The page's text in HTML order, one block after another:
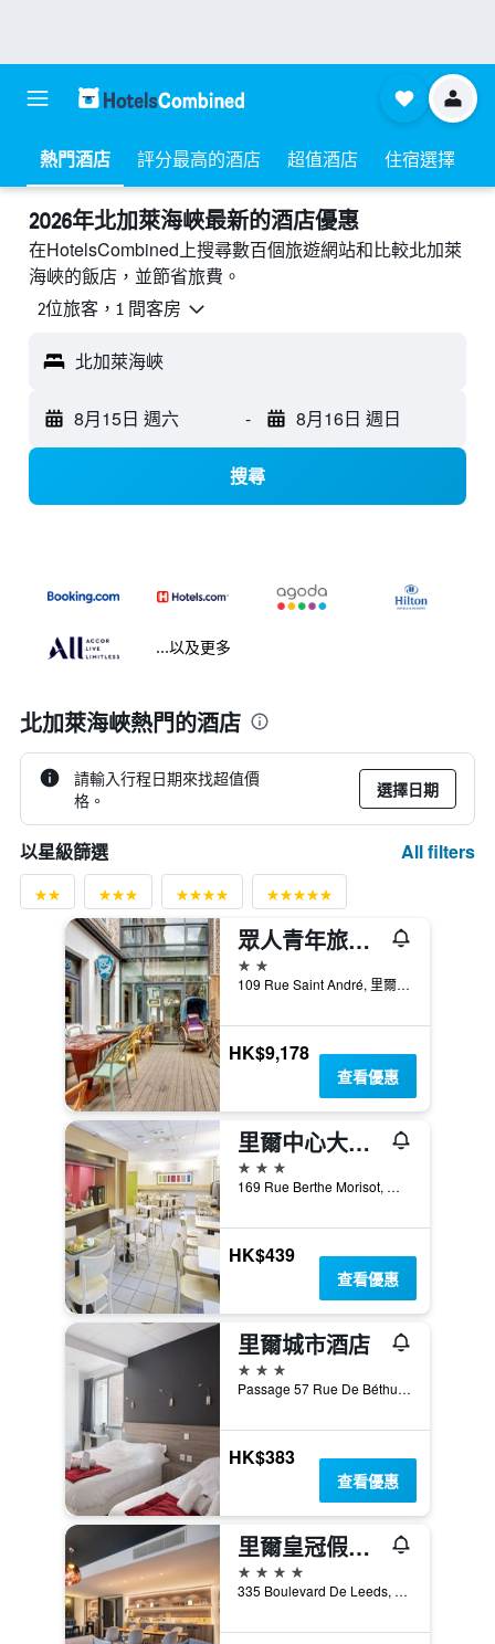
熱門酒店 評分最高的酒店 超值酒店 住宿選擇
2026年北加萊海峽最新的酒店優惠
在HotelsCombined上搜尋數百個旅遊網站和比較北加萊
海峽的飯店，並節省旅費。
2位旅客，1 間客房
北加萊海峽
8月15日 週六 - 8月16日 週日
搜尋
...以及更多
北加萊海峽熱門的酒店
請輸入行程日期來找超值價
格。
選擇日期
以星級篩選 All filters
眾人青年旅舍 - 里爾
2星級
109 Rue Saint André, 里爾, 諾爾省, 法國
HK$9,178
查看優惠
里爾中心大皇宮民宿飯店
3星級
169 Rue Berthe Morisot, 里爾, 諾爾省, 法國
HK$439
查看優惠
里爾城市酒店
3星級
Passage 57 Rue De Béthune, 里爾, 諾爾省, 法國
HK$383
查看優惠
里爾皇冠假日酒店 - 里耳
4星級
335 Boulevard De Leeds, 里爾, 諾爾省, 法國